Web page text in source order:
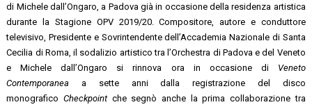
di Michele dall’Ongaro, a Padova già in occasione della residenza artistica
durante la Stagione OPV 2019/20. Compositore, autore e conduttore
televisivo, Presidente e Sovrintendente dell’Accademia Nazionale di Santa
Cecilia di Roma, il sodalizio artistico tra l’Orchestra di Padova e del Veneto
e Michele dall’Ongaro si rinnova ora in occasione di Veneto
Contemporanea a sette anni dalla registrazione del disco
monograficoCheckpointche segnò anche la prima collaborazione tra